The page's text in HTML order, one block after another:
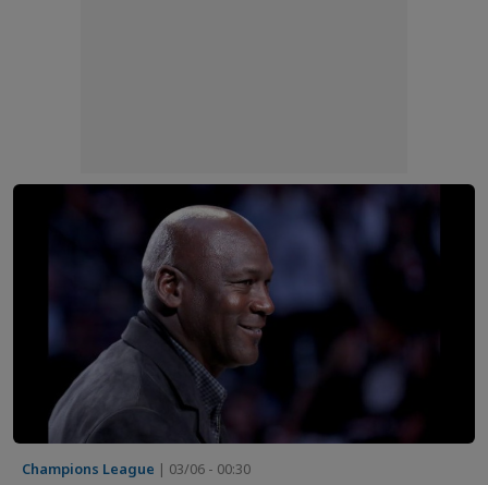
Champions League | 03/06 - 00:30